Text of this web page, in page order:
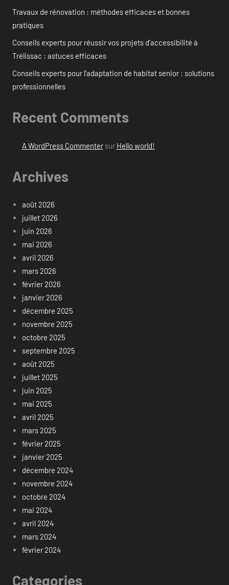
Travaux de rénovation : méthodes efficaces et bonnes
pratiques
Conseils experts pour réussir vos projets d’accessibilité à
Trélissac : astuces efficaces
Conseils experts pour l’adaptation de habitat senior : solutions
professionnelles
Recent Comments
A WordPress Commentersur Hello world!
Archives
août 2026
juillet 2026
juin 2026
mai 2026
avril 2026
mars 2026
février 2026
janvier 2026
décembre 2025
novembre 2025
octobre 2025
septembre 2025
août 2025
juillet 2025
juin 2025
mai 2025
avril 2025
mars 2025
février 2025
janvier 2025
décembre 2024
novembre 2024
octobre 2024
mai 2024
avril 2024
mars 2024
février 2024
Categories